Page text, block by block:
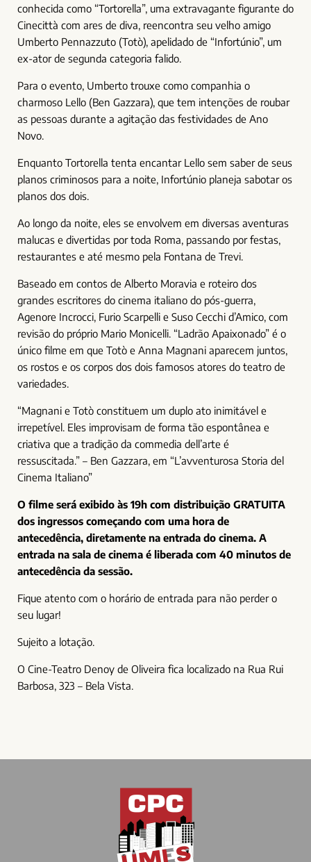
conhecida como “Tortorella”, uma extravagante figurante do
Cinecittà com ares de diva, reencontra seu velho amigo
Umberto Pennazzuto (Totò), apelidado de “Infortúnio”, um
ex-ator de segunda categoria falido.
Para o evento, Umberto trouxe como companhia o
charmoso Lello (Ben Gazzara), que tem intenções de roubar
as pessoas durante a agitação das festividades de Ano
Novo.
Enquanto Tortorella tenta encantar Lello sem saber de seus
planos criminosos para a noite, Infortúnio planeja sabotar os
planos dos dois.
Ao longo da noite, eles se envolvem em diversas aventuras
malucas e divertidas por toda Roma, passando por festas,
restaurantes e até mesmo pela Fontana de Trevi.
Baseado em contos de Alberto Moravia e roteiro dos
grandes escritores do cinema italiano do pós-guerra,
Agenore Incrocci, Furio Scarpelli e Suso Cecchi d’Amico, com
revisão do próprio Mario Monicelli. “Ladrão Apaixonado” é o
único filme em que Totò e Anna Magnani aparecem juntos,
os rostos e os corpos dos dois famosos atores do teatro de
variedades.
“Magnani e Totò constituem um duplo ato inimitável e
irrepetível. Eles improvisam de forma tão espontânea e
criativa que a tradição da commedia dell’arte é
ressuscitada.” – Ben Gazzara, em “L’avventurosa Storia del
Cinema Italiano”
O filme será exibido às 19h com distribuição GRATUITA
dos ingressos começando com uma hora de
antecedência, diretamente na entrada do cinema. A
entrada na sala de cinema é liberada com 40 minutos de
antecedência da sessão.
Fique atento com o horário de entrada para não perder o
seu lugar!
Sujeito a lotação.
O Cine-Teatro Denoy de Oliveira fica localizado na Rua Rui
Barbosa, 323 – Bela Vista.